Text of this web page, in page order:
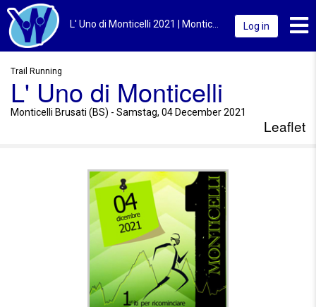
Log in
Trail Running
L' Uno di Monticelli
Monticelli Brusati (BS) - Samstag, 04 December 2021
Leaflet